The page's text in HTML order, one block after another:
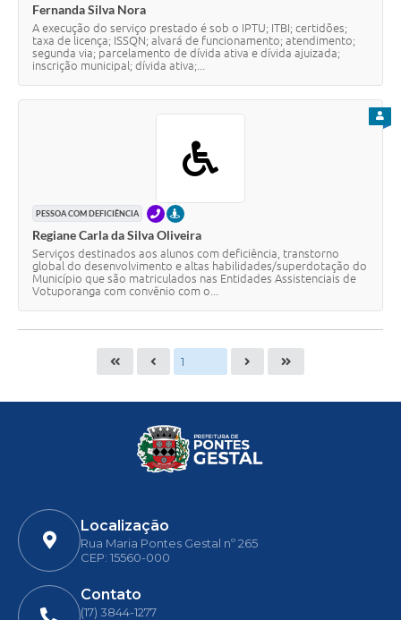
Fernanda Silva Nora
A execução do serviço prestado é sob o IPTU; ITBI; certidões;
taxa de licença; ISSQN; alvará de funcionamento; atendimento;
segunda via; parcelamento de dívida ativa e dívida ajuizada;
inscrição municipal; dívida ativa;...
PESSOA COM DEFICIÊNCIA TELEFONEPRESENCIAL
Regiane Carla da Silva Oliveira
Serviços destinados aos alunos com deficiência, transtorno
global do desenvolvimento e altas habilidades/superdotação do
Município que são matriculados nas Entidades Assistenciais de
Votuporanga com convênio com o...
Localização
Rua Maria Pontes Gestal nº 265
CEP: 15560-000
Contato
(17) 3844-1277